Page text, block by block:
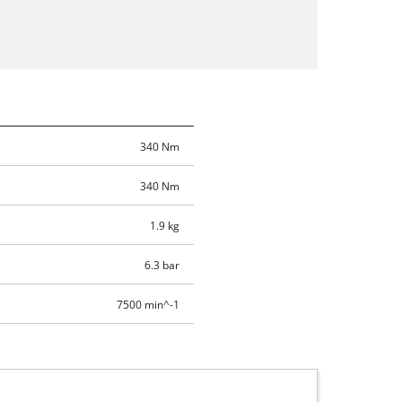
340 Nm
340 Nm
1.9 kg
6.3 bar
7500 min^-1